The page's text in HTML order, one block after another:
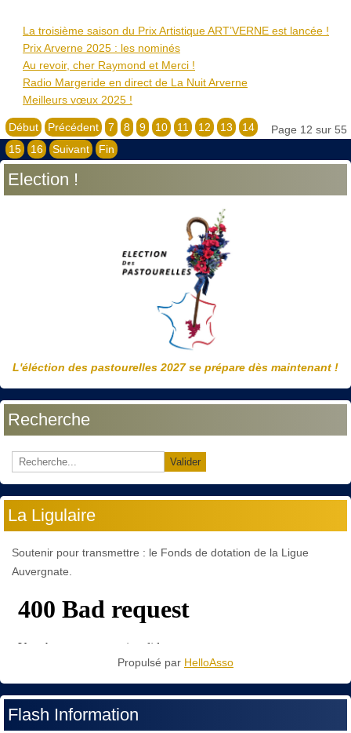
La troisième saison du Prix Artistique ART’VERNE est lancée !
Prix Arverne 2025 : les nominés
Au revoir, cher Raymond et Merci !
Radio Margeride en direct de La Nuit Arverne
Meilleurs vœux 2025 !
Page 12 sur 55
Début Précédent 7 8 9 10 11 12 13
14
15
16 Suivant Fin
Election !
L'éléction des pastourelles 2027 se prépare dès maintenant !
Recherche
Valider
La Ligulaire
Soutenir pour transmettre : le Fonds de dotation de la Ligue
Auvergnate.
Propulsé par HelloAsso
Flash Information